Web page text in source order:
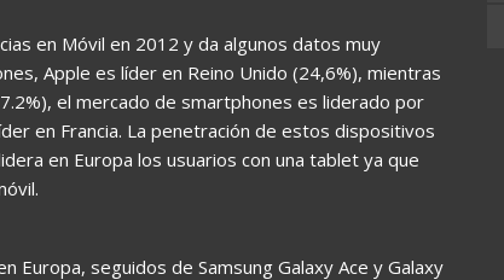
en Móvil en 2012 y da algunos datos muy
Apple es líder en Reino Unido (24,6%), mientras
el mercado de smartphones es liderado por
en Francia. La penetración de estos dispositivos
en Europa los usuarios con una tablet ya que
Europa, seguidos de Samsung Galaxy Ace y Galaxy